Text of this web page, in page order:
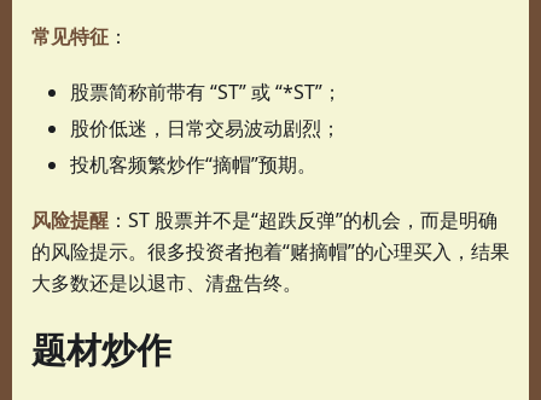
常见特征 ：
股票简称前带有 “ST” 或 “*ST”；
股价低迷，日常交易波动剧烈；
投机客频繁炒作“摘帽”预期。
风险提醒 ：ST 股票并不是“超跌反弹”的机会，而是明确
的风险提示。很多投资者抱着“赌摘帽”的心理买入，结果
大多数还是以退市、清盘告终。
题材炒作